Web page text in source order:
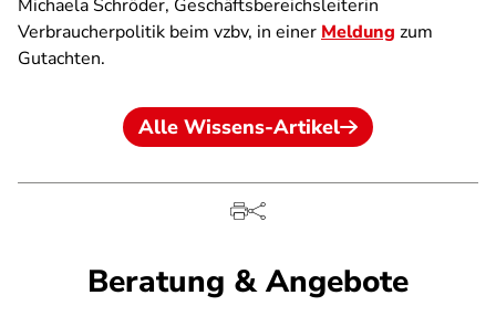
Michaela Schröder, Geschäftsbereichsleiterin
Verbraucherpolitik beim vzbv, in einer Meldung zum
Gutachten.
Alle Wissens-Artikel
Beratung & Angebote